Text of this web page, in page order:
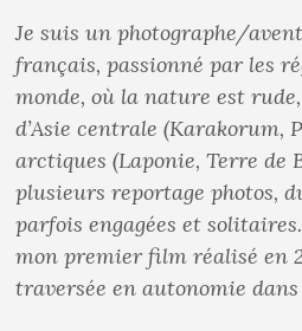
Je suis un photographe/
français, passionné par les
monde, où la nature est
d’Asie centrale (Karakorum,
arctiques (Laponie, Terre de
plusieurs reportage photos,
parfois engagées et
mon premier film réalisé en
traversée en autonomie